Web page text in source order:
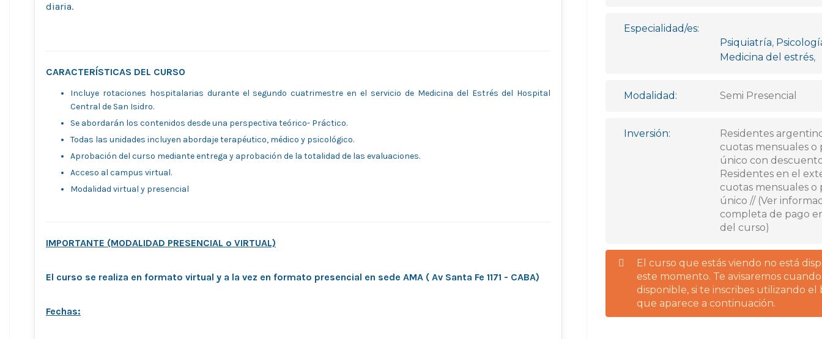
diaria.
CARACTERÍSTICAS DEL CURSO
Incluye rotaciones hospitalarias durante el segundo cuatrimestre en el servicio de Medicina del Estrés del Hospital
Central de San Isidro.
Se abordarán los contenidos desde una perspectiva teórico- Práctico.
Todas las unidades incluyen abordaje terapéutico, médico y psicológico.
Aprobación del curso mediante entrega y aprobación de la totalidad de las evaluaciones.
Acceso al campus virtual.
Modalidad virtual y presencial
IMPORTANTE (MODALIDAD PRESENCIAL o VIRTUAL)
El curso se realiza en formato virtual y a la vez en formato presencial en sede AMA ( Av Santa Fe 1171 - CABA)
Fechas:
Especialidad/es:
Psiquiatría,
Medicina del estrés,
Modalidad: Semi Presencial
Inversión:
Residentes
cuotas mensuales o
único con
Residentes en el
cuotas mensuales o
único // (Ver
completa de pago
del curso)
El curso que estás viendo no está
este momento. Te avisaremos
disponible, si te inscribes utilizando el
que aparece a continuación.